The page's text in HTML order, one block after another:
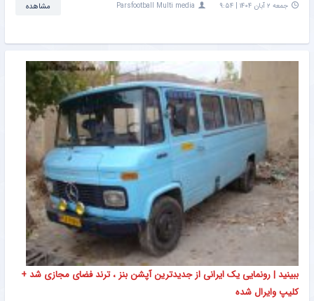
جمعه ۲ آبان ۱۴۰۴ | ۹:۵۴ Parsfootball Multi media مشاهده
ببینید | رونمایی یک ایرانی از جدیدترین آپشن بنز ، ترند فضای مجازی شد +
کلیپ وایرال شده